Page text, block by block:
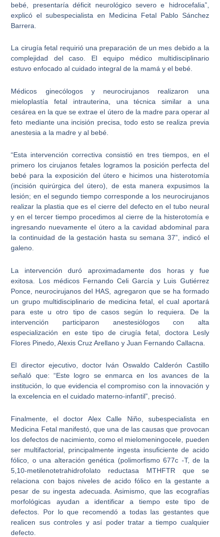
bebé, presentaría déficit neurológico severo e hidrocefalia”,
explicó el subespecialista en Medicina Fetal Pablo Sánchez
Barrera.
La cirugía fetal requirió una preparación de un mes debido a la
complejidad del caso. El equipo médico multidisciplinario
estuvo enfocado al cuidado integral de la mamá y el bebé.
Médicos ginecólogos y neurocirujanos realizaron una
mieloplastía fetal intrauterina, una técnica similar a una
cesárea en la que se extrae el útero de la madre para operar al
feto mediante una incisión precisa, todo esto se realiza previa
anestesia a la madre y al bebé.
“Esta intervención correctiva consistió en tres tiempos, en el
primero los cirujanos fetales logramos la posición perfecta del
bebé para la exposición del útero e hicimos una histerotomía
(incisión quirúrgica del útero), de esta manera expusimos la
lesión; en el segundo tiempo corresponde a los neurocirujanos
realizar la plastia que es el cierre del defecto en el tubo neural
y en el tercer tiempo procedimos al cierre de la histerotomía e
ingresando nuevamente el útero a la cavidad abdominal para
la continuidad de la gestación hasta su semana 37”, indicó el
galeno.
La intervención duró aproximadamente dos horas y fue
exitosa. Los médicos Fernando Celi García y Luis Gutiérrez
Ponce , neurocirujanos del HAS, agregaron que se ha formado
un grupo multidisciplinario de medicina fetal, el cual aportará
para este u otro tipo de casos según lo requiera. De la
intervención participaron anestesiólogos con alta
especialización en este tipo de cirugía fetal, doctora Lesly
Flores Pinedo, Alexis Cruz Arellano y Juan Fernando Callacna.
El director ejecutivo, doctor Iván Oswaldo Calderón Castillo
señaló que: “Este logro se enmarca en los avances de la
institución, lo que evidencia el compromiso con la innovación y
la excelencia en el cuidado materno-infantil”, precisó.
Finalmente, el doctor Alex Calle Niño, subespecialista en
Medicina Fetal manifestó, que una de las causas que provocan
los defectos de nacimiento, como el mielomeningocele, pueden
ser multifactorial, principalmente ingesta insuficiente de acido
fólico , o una alteración genética (polimorfismo 677c -T, de la
5,10-metilenotetrahidrofolato reductasa MTHFTR que se
relaciona con bajos niveles de acido fólico en la gestante a
pesar de su ingesta adecuada. Asimismo, que las ecografías
morfológicas ayudan a identificar a tiempo este tipo de
defectos. Por lo que recomendó a todas las gestantes que
realicen sus controles y así poder tratar a tiempo cualquier
defecto.